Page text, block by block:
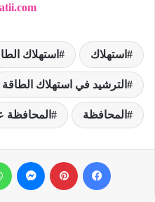
استهلاك استهلاك
الترشيد في استهلاك الطاقة
المحافظة المحافظة